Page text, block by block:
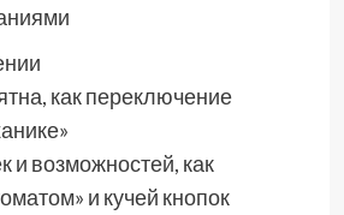
как переключение
и возможностей, как
и кучей кнопок